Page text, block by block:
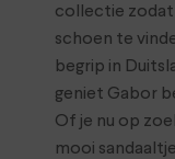
collectie zodat
schoen te
begrip in
geniet Gabor
Of je nu op
mooi